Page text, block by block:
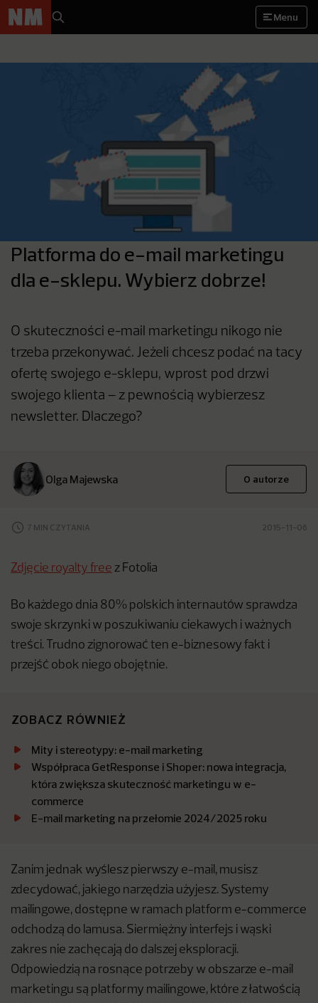
Menu
Platforma do e-mail marketingu
dla e-sklepu. Wybierz dobrze!
O skuteczności e-mail marketingu nikogo nie
trzeba przekonywać. Jeżeli chcesz podać na tacy
ofertę swojego e-sklepu, wprost pod drzwi
swojego klienta – z pewnością wybierzesz
newsletter. Dlaczego?
Olga Majewska O autorze
7 MIN CZYTANIA 2015-11-06
Zdjęcie royalty free z Fotolia
Bo każdego dnia 80% polskich internautów sprawdza
swoje skrzynki w poszukiwaniu ciekawych i ważnych
treści. Trudno zignorować ten e-biznesowy fakt i
przejść obok niego obojętnie.
ZOBACZ RÓWNIEŻ
Mity i stereotypy: e-mail marketing
Współpraca GetResponse i Shoper: nowa integracja,
która zwiększa skuteczność marketingu w e-
commerce
E-mail marketing na przełomie 2024/2025 roku
Zanim jednak wyślesz pierwszy e-mail, musisz
zdecydować, jakiego narzędzia użyjesz. Systemy
mailingowe, dostępne w ramach platform e-commerce
odchodzą do lamusa. Siermiężny interfejs i wąski
zakres nie zachęcają do dalszej eksploracji.
Odpowiedzią na rosnące potrzeby w obszarze e-mail
marketingu są platformy mailingowe, które z łatwością